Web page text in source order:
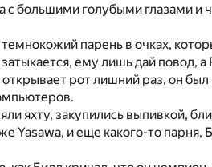
с большими голубыми глазами и
парень в очках,
ему лишь дай повод,
рот лишний раз, он
яхту, закупились выпивкой,
Yasawa, и еще какого-то парня,